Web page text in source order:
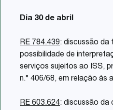
Dia 30 de abril
RE 784.439: discussão da
possibilidade de
serviços sujeitos ao ISS,
n.° 406/68, em relação às
RE 603.624: discussão da